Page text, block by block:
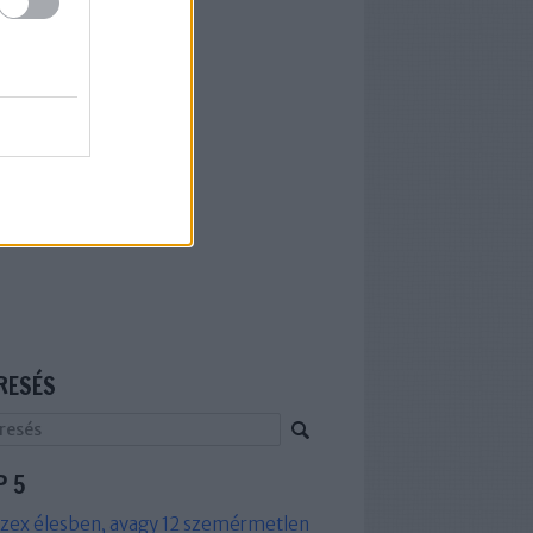
5
élesben, avagy 12 szemérmetlen